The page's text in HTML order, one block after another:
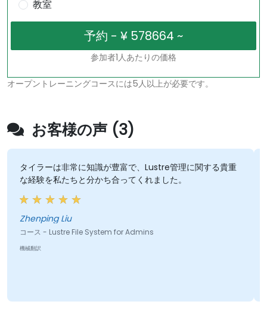
教室
参加者1人あたりの価格
オープントレーニングコースには5人以上が必要です。
お客様の声 (3)
タイラーは非常に知識が豊富で、Lustre管理に関する貴重
な経験を私たちと分かち合ってくれました。
Zhenping Liu
コース - Lustre File System for Admins
機械翻訳